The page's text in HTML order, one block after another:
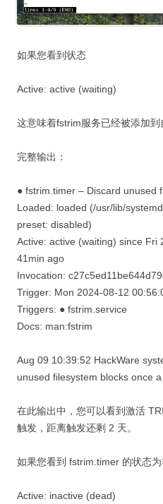
如果您看到状态
Active: active (waiting)
这意味着fstrim服务已经被添加到
完整输出：
● fstrim.timer – Discard unused
Loaded: loaded (/usr/lib/
preset: disabled)
Active: active (waiting) since Fri
41min ago
Invocation:
Trigger: Mon 2024-08-12
Triggers: ● fstrim.service
Docs: man:fstrim
Aug 09 10:39:52 HackWare
unused filesystem blocks once
在此输出中，您可以看到激活
触发，距离触发还剩 2 天。
如果您看到 fstrim.timer 的状态为
Active: inactive (dead)